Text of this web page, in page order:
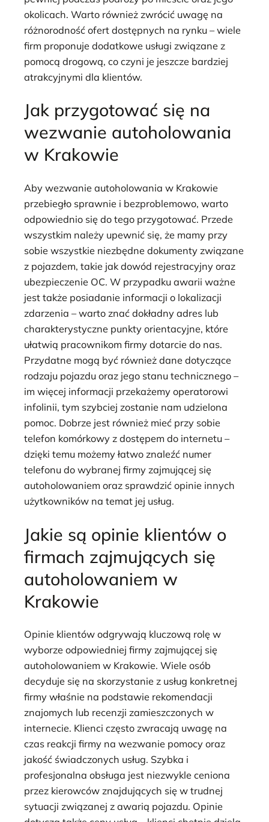
okolicach. Warto również zwrócić uwagę na
różnorodność ofert dostępnych na rynku – wiele
firm proponuje dodatkowe usługi związane z
pomocą drogową, co czyni je jeszcze bardziej
atrakcyjnymi dla klientów.
Jak przygotować się na
wezwanie autoholowania
w Krakowie
Aby wezwanie autoholowania w Krakowie
przebiegło sprawnie i bezproblemowo, warto
odpowiednio się do tego przygotować. Przede
wszystkim należy upewnić się, że mamy przy
sobie wszystkie niezbędne dokumenty związane
z pojazdem, takie jak dowód rejestracyjny oraz
ubezpieczenie OC. W przypadku awarii ważne
jest także posiadanie informacji o lokalizacji
zdarzenia – warto znać dokładny adres lub
charakterystyczne punkty orientacyjne, które
ułatwią pracownikom firmy dotarcie do nas.
Przydatne mogą być również dane dotyczące
rodzaju pojazdu oraz jego stanu technicznego –
im więcej informacji przekażemy operatorowi
infolinii, tym szybciej zostanie nam udzielona
pomoc. Dobrze jest również mieć przy sobie
telefon komórkowy z dostępem do internetu –
dzięki temu możemy łatwo znaleźć numer
telefonu do wybranej firmy zajmującej się
autoholowaniem oraz sprawdzić opinie innych
użytkowników na temat jej usług.
Jakie są opinie klientów o
firmach zajmujących się
autoholowaniem w
Krakowie
Opinie klientów odgrywają kluczową rolę w
wyborze odpowiedniej firmy zajmującej się
autoholowaniem w Krakowie. Wiele osób
decyduje się na skorzystanie z usług konkretnej
firmy właśnie na podstawie rekomendacji
znajomych lub recenzji zamieszczonych w
internecie. Klienci często zwracają uwagę na
czas reakcji firmy na wezwanie pomocy oraz
jakość świadczonych usług. Szybka i
profesjonalna obsługa jest niezwykle ceniona
przez kierowców znajdujących się w trudnej
sytuacji związanej z awarią pojazdu. Opinie